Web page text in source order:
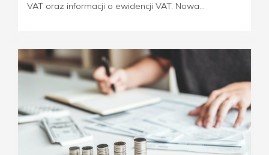
VAT oraz informacji o ewidencji VAT. Nowa...